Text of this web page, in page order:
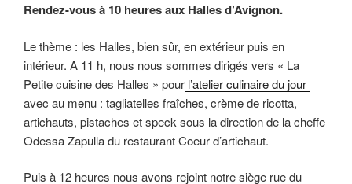
Rendez-vous à 10 heures aux Halles d’Avignon.
Le thème : les Halles, bien sûr, en extérieur puis en
intérieur. A 11 h, nous nous sommes dirigés vers « La
Petite cuisine des Halles » pour l’atelier culinaire du jour
avec au menu : tagliatelles fraîches, crème de ricotta,
artichauts, pistaches et speck sous la direction de la cheffe
Odessa Zapulla du restaurant Coeur d’artichaut.
Puis à 12 heures nous avons rejoint notre siège rue du